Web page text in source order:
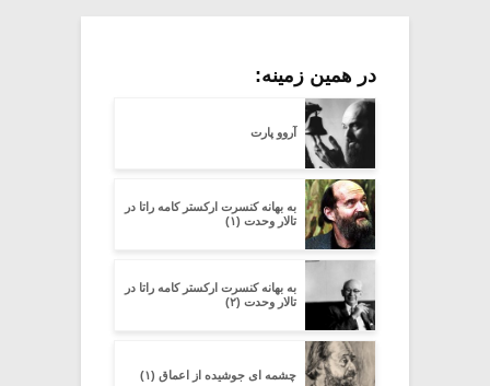
در همین زمینه:
آروو پارت
به بهانه کنسرت ارکستر کامه راتا در
تالار وحدت (۱)
به بهانه کنسرت ارکستر کامه راتا در
تالار وحدت (۲)
چشمه ای جوشیده از اعماق (۱)